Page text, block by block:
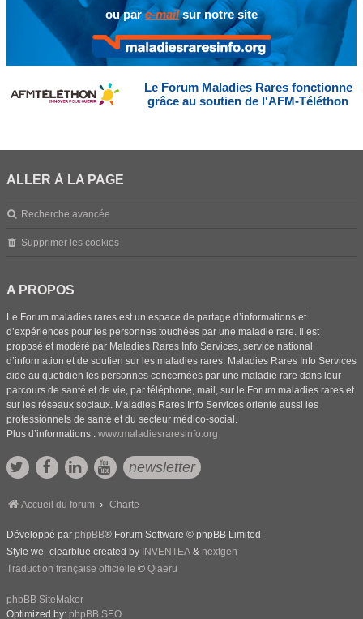
ou pare-mailsur notre site
Le Forum Maladies Rares fonctionne
grâce au soutien de l'AFM-Téléthon
ALLER À LA PAGE
Recherche avancée
Supprimer les cookies
A PROPOS
Le Forum maladies rares est un espace de partage d’informations et
d’expériences pour les personnes touchées par une maladie rare. Il est
proposé et modéré par Maladies Rares Info Services, service national
d’information et de soutien sur les maladies rares. Maladies Rares Info Services
aide au quotidien les personnes concernées par une maladie rare dans leur
parcours de santé et de vie, par téléphone, mail, sur le Forum maladies rares et
sur les réseaux sociaux. Maladies Rares Info Services oriente aussi les
professionnels de santé et du secteur médico-social.
Plus d’informations : www.maladiesraresinfo.org
newsletter
Accueil du forum Charte
Développé par phpBB® Forum Software © phpBB Limited
Style we_clearblue created by INVENTEA & nextgen
Traduction française officielle © Qiaeru
phpBB SiteMaker
Optimized by: phpBB SEO